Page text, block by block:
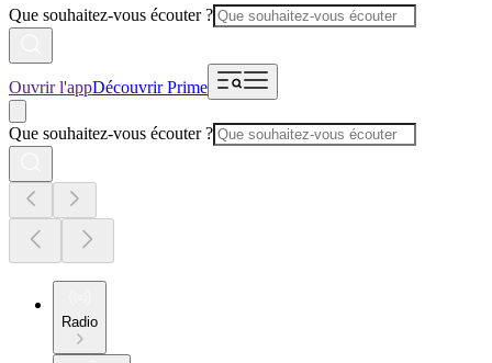
Que souhaitez-vous écouter ?
Ouvrir l'appDécouvrir Prime
Que souhaitez-vous écouter ?
Radio